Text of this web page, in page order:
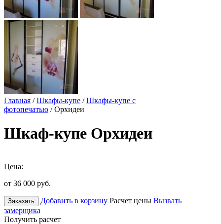
Главная /Шкафы-купе /Шкафы-купе с
фотопечатью / Орхидеи
Шкаф-купе Орхидеи
Цена:
от 36 000 руб.
Заказать Добавить в корзину Расчет цены Вызвать
замерщика
Получить расчет